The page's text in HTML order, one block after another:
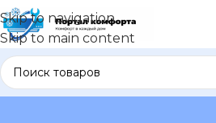
Skip to navigation
Skip to main content
В каталог